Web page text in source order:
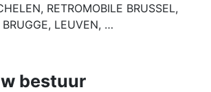
RETROMOBILE BRUSSEL,
BRUGGE, LEUVEN, …
bestuur